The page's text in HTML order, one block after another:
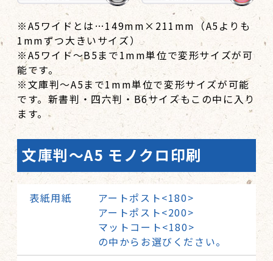
※A5ワイドとは…149mm×211mm（A5よりも
1mmずつ大きいサイズ）
※A5ワイド～B5まで1mm単位で変形サイズが可
能です。
※文庫判～A5まで1mm単位で変形サイズが可能
です。 新書判・四六判・B6サイズもこの中に入り
ます。
文庫判〜A5 モノクロ印刷
表紙用紙
アートポスト<180>
アートポスト<200>
マットコート<180>
の中からお選びください。